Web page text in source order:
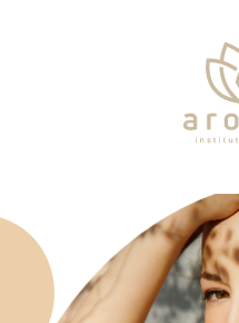
Soins
Je veux faire un bon